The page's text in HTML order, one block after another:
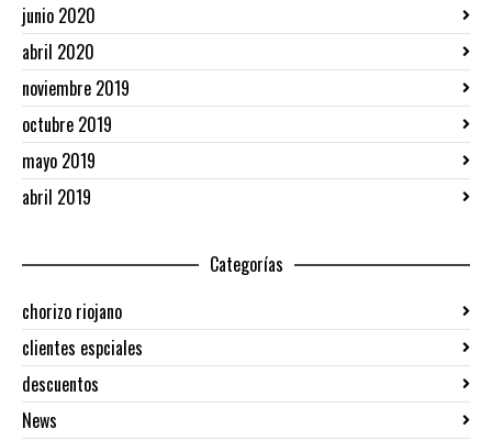
junio 2020
abril 2020
noviembre 2019
octubre 2019
mayo 2019
abril 2019
Categorías
chorizo riojano
clientes espciales
descuentos
News